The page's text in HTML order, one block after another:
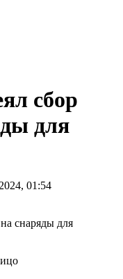
сбор
для
01:54